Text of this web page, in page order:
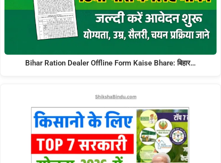
Bihar Ration Dealer Offline Form Kaise Bhare: बिहार…